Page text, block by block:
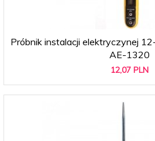
Próbnik instalacji elektryczynej
AE-1320
12,07 PLN